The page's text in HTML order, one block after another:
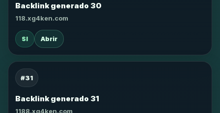
Backlink generado 30
118.xg4ken.com
SI Abrir
#31
Backlink generado 31
1188.xg4ken.com